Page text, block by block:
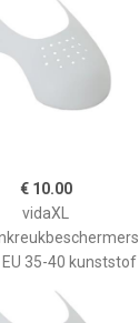
€ 10.00
vidaXL
EU 35-40 kunststof